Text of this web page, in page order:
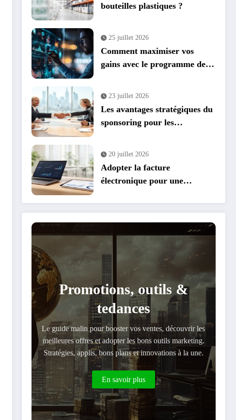
bouteilles plastiques ?
25 juillet 2026
Comment maximiser vos
gains avec le programme de
23 juillet 2026
Les avantages stratégiques du
sponsoring pour les
20 juillet 2026
Adopter la facture
électronique pour une
Promotions, outils &
tedances
Le guide malin pour booster vos ventes, découvrir les
meilleures offres et adopter les bons outils marketing.
Stratégies, applis, bons plans et innovations à la une.
En savoir plus